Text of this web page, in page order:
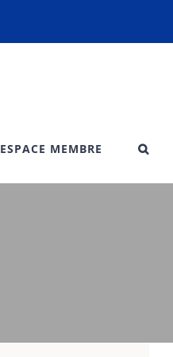
ESPACE MEMBRE